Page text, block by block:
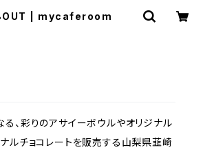
| mycaferoom
る、彩りのアサイーボウルやオリジナル
ナルチョコレートを販売する山梨県韮崎